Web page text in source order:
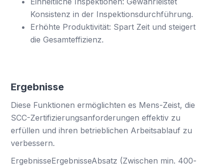
Konsistenz in der Inspektionsdurchführung.
Erhöhte Produktivität: Spart Zeit und steigert
die Gesamteffizienz.
Ergebnisse
Diese Funktionen ermöglichten es Mens-Zeist, die
SCC-Zertifizierungsanforderungen effektiv zu
erfüllen und ihren betrieblichen Arbeitsablauf zu
verbessern.
ErgebnisseErgebnisseAbsatz (Zwischen min. 400-